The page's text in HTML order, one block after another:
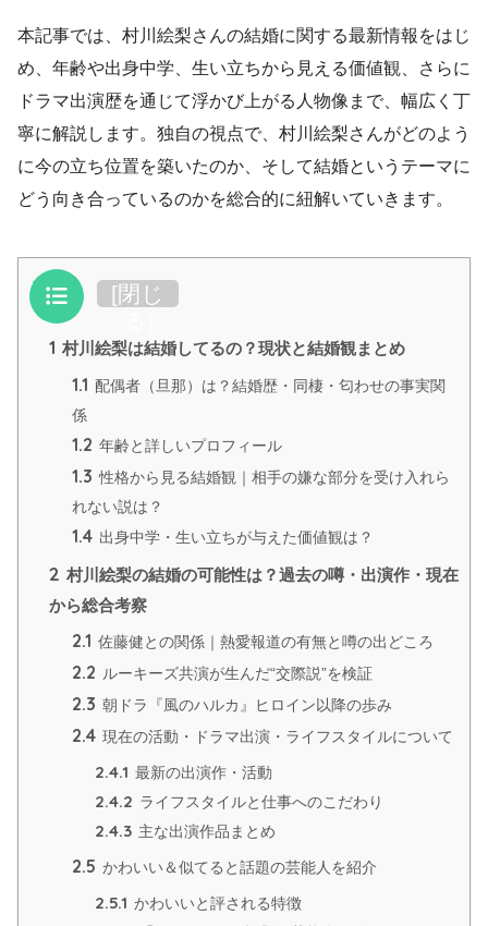
本記事では、村川絵梨さんの結婚に関する最新情報をはじ
め、年齢や出身中学、生い立ちから見える価値観、さらに
ドラマ出演歴を通じて浮かび上がる人物像まで、幅広く丁
寧に解説します。独自の視点で、村川絵梨さんがどのよう
に今の立ち位置を築いたのか、そして結婚というテーマに
どう向き合っているのかを総合的に紐解いていきます。
目次 [閉じ
1 村川絵梨は結婚してるの？現状と結婚観まとめ
1.1 配偶者（旦那）は？結婚歴・同棲・匂わせの事実関
係
1.2 年齢と詳しいプロフィール
1.3 性格から見る結婚観｜相手の嫌な部分を受け入れら
れない説は？
1.4 出身中学・生い立ちが与えた価値観は？
2 村川絵梨の結婚の可能性は？過去の噂・出演作・現在
から総合考察
2.1 佐藤健との関係｜熱愛報道の有無と噂の出どころ
2.2 ルーキーズ共演が生んだ“交際説”を検証
2.3 朝ドラ『風のハルカ』ヒロイン以降の歩み
2.4 現在の活動・ドラマ出演・ライフスタイルについて
2.4.1 最新の出演作・活動
2.4.2 ライフスタイルと仕事へのこだわり
2.4.3 主な出演作品まとめ
2.5 かわいい＆似てると話題の芸能人を紹介
2.5.1 かわいいと評される特徴